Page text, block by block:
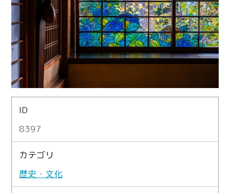
ID
8397
カテゴリ
歴史・文化